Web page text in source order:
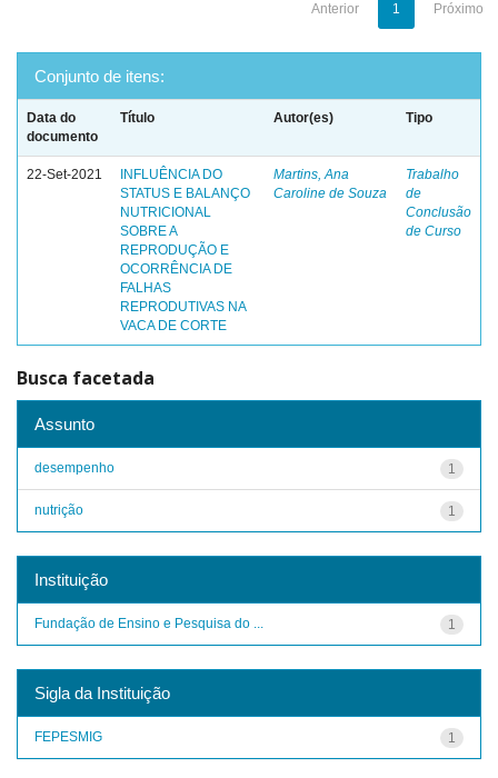
Anterior 1 Próximo
Conjunto de itens:
Data do
documento
Título Autor(es) Tipo
22-Set-2021
INFLUÊNCIA DO
STATUS E BALANÇO
NUTRICIONAL
SOBRE A
REPRODUÇÃO E
OCORRÊNCIA DE
FALHAS
REPRODUTIVAS NA
VACA DE CORTE
Martins, Ana
Caroline de Souza
Trabalho
de
Conclusão
de Curso
Busca facetada
Assunto
1
desempenho
1
nutrição
Instituição
1
Fundação de Ensino e Pesquisa do ...
Sigla da Instituição
1
FEPESMIG